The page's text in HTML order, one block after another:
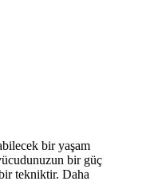
bir yaşam
bir güç
tekniktir. Daha